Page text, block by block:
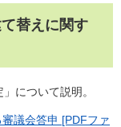
替えに関す
について説明。
議会答申 [PDFファ